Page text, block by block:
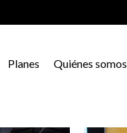
Planes Quiénes somos